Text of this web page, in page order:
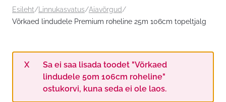
Esileht/ Linnukasvatus/Aiavõrgud/
Võrkaed lindudele Premium roheline 25m 106cm topeltjalg
Sa ei saa lisada toodet "Võrkaed
lindudele 50m 106cm roheline"
ostukorvi, kuna seda ei ole laos.